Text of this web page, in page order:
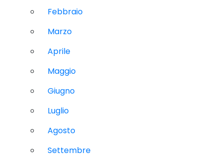
Febbraio
Marzo
Aprile
Maggio
Giugno
Luglio
Agosto
Settembre